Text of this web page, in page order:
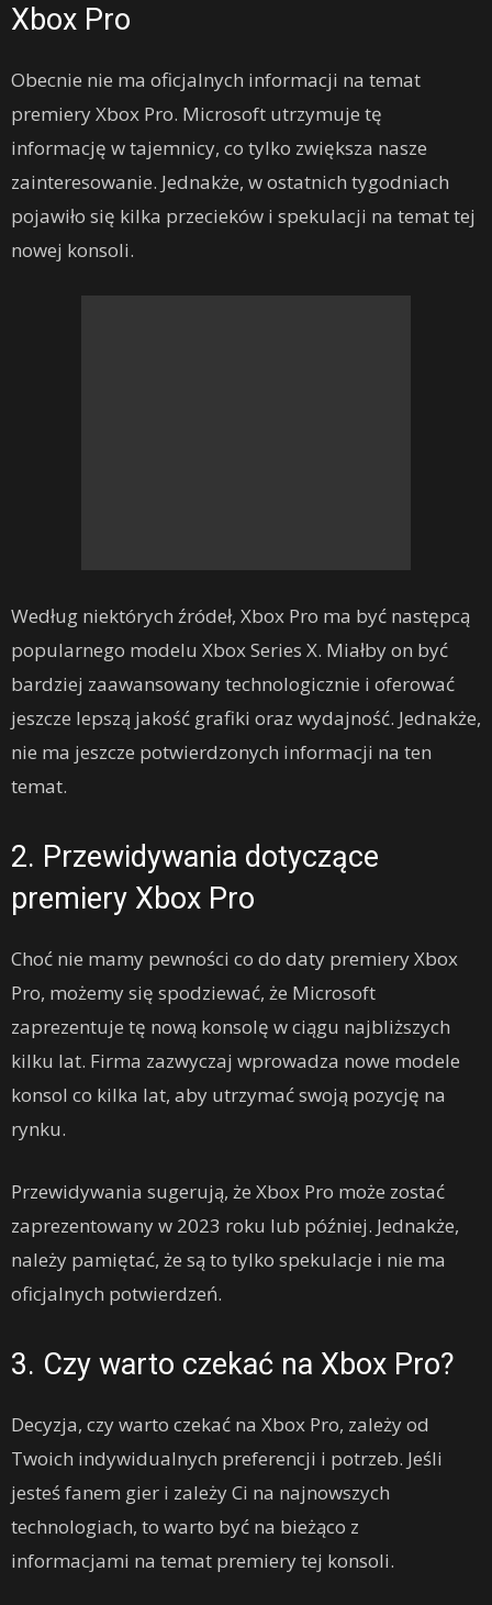
Xbox Pro
Obecnie nie ma oficjalnych informacji na temat
premiery Xbox Pro. Microsoft utrzymuje tę
informację w tajemnicy, co tylko zwiększa nasze
zainteresowanie. Jednakże, w ostatnich tygodniach
pojawiło się kilka przecieków i spekulacji na temat tej
nowej konsoli.
Według niektórych źródeł, Xbox Pro ma być następcą
popularnego modelu Xbox Series X. Miałby on być
bardziej zaawansowany technologicznie i oferować
jeszcze lepszą jakość grafiki oraz wydajność. Jednakże,
nie ma jeszcze potwierdzonych informacji na ten
temat.
2. Przewidywania dotyczące
premiery Xbox Pro
Choć nie mamy pewności co do daty premiery Xbox
Pro, możemy się spodziewać, że Microsoft
zaprezentuje tę nową konsolę w ciągu najbliższych
kilku lat. Firma zazwyczaj wprowadza nowe modele
konsol co kilka lat, aby utrzymać swoją pozycję na
rynku.
Przewidywania sugerują, że Xbox Pro może zostać
zaprezentowany w 2023 roku lub później. Jednakże,
należy pamiętać, że są to tylko spekulacje i nie ma
oficjalnych potwierdzeń.
3. Czy warto czekać na Xbox Pro?
Decyzja, czy warto czekać na Xbox Pro, zależy od
Twoich indywidualnych preferencji i potrzeb. Jeśli
jesteś fanem gier i zależy Ci na najnowszych
technologiach, to warto być na bieżąco z
informacjami na temat premiery tej konsoli.